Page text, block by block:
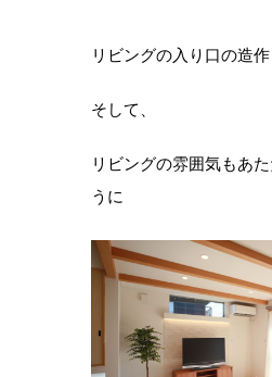
リビングの入り口の造
そして、
リビングの雰囲気もあ
うに